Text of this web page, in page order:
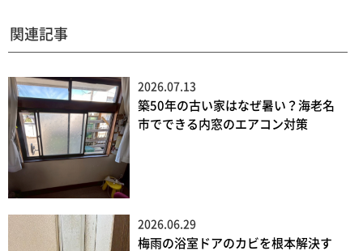
関連記事
2026.07.13
築50年の古い家はなぜ暑い？海老名
市でできる内窓のエアコン対策
2026.06.29
梅雨の浴室ドアのカビを根本解決す